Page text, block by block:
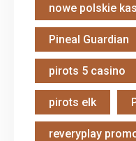
nowe polskie
Pineal Guardian
pirots 5 casino
pirots elk
reveryplay